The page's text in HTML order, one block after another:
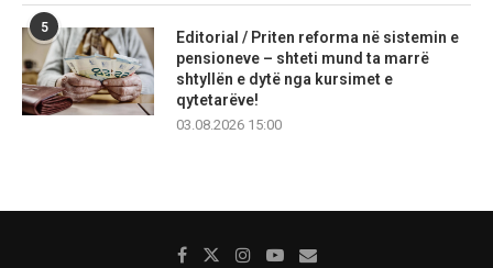
5
Editorial / Priten reforma në sistemin e
pensioneve – shteti mund ta marrë
shtyllën e dytë nga kursimet e
qytetarëve!
03.08.2026 15:00